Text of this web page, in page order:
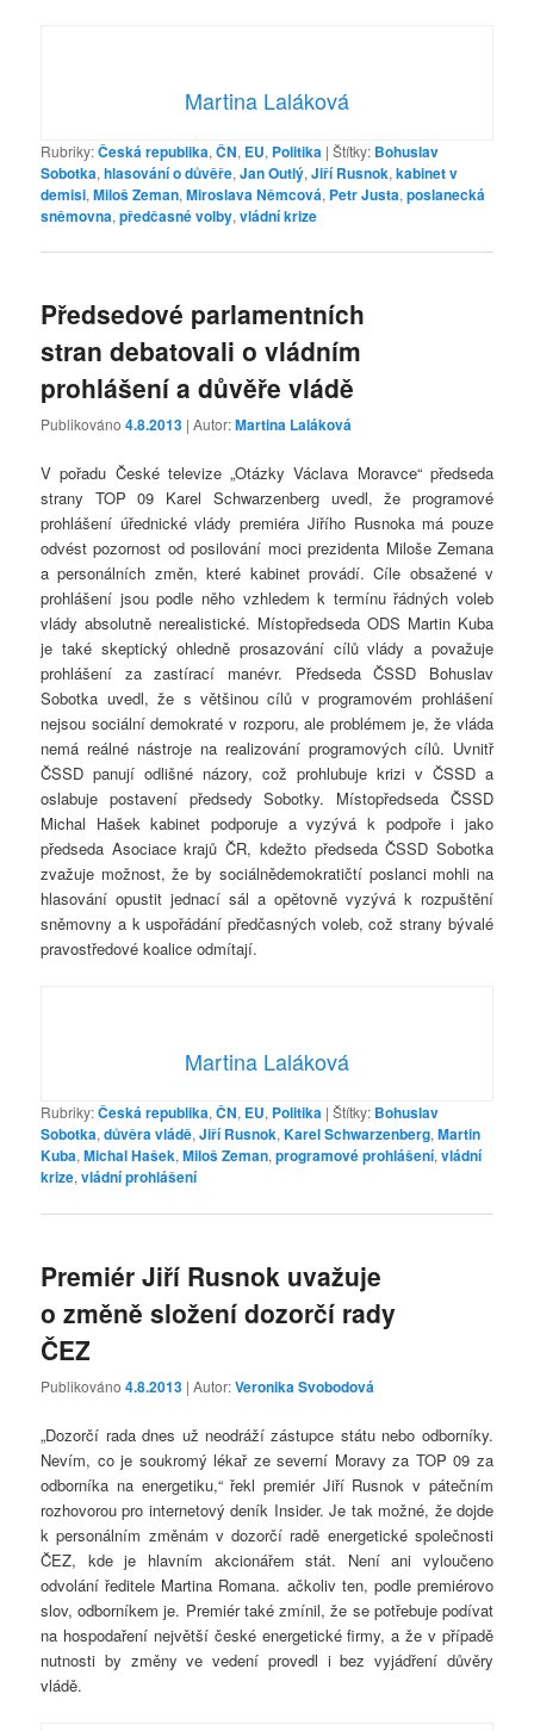
Martina Laláková
Rubriky:Česká republika,ČN, EU, Politika |Štítky: Bohuslav
Sobotka,hlasování o důvěře,Jan Outlý,Jiří Rusnok,kabinet v
demisi,Miloš Zeman,Miroslava Němcová, Petr Justa,poslanecká
sněmovna,předčasné volby,vládní krize
Předsedové parlamentních
stran debatovali o vládním
prohlášení a důvěře vládě
Publikováno4.8.2013 | Autor:Martina Laláková
V pořadu České televize „Otázky Václava Moravce“ předseda
strany TOP 09 Karel Schwarzenberg uvedl, že programové
prohlášení úřednické vlády premiéra Jiřího Rusnoka má pouze
odvést pozornost od posilování moci prezidenta Miloše Zemana
a personálních změn, které kabinet provádí. Cíle obsažené v
prohlášení jsou podle něho vzhledem k termínu řádných voleb
vlády absolutně nerealistické. Místopředseda ODS Martin Kuba
je také skeptický ohledně prosazování cílů vlády a považuje
prohlášení za zastírací manévr. Předseda ČSSD Bohuslav
Sobotka uvedl, že s většinou cílů v programovém prohlášení
nejsou sociální demokraté v rozporu, ale problémem je, že vláda
nemá reálné nástroje na realizování programových cílů. Uvnitř
ČSSD panují odlišné názory, což prohlubuje krizi v ČSSD a
oslabuje postavení předsedy Sobotky. Místopředseda ČSSD
Michal Hašek kabinet podporuje a vyzývá k podpoře i jako
předseda Asociace krajů ČR, kdežto předseda ČSSD Sobotka
zvažuje možnost, že by sociálnědemokratičtí poslanci mohli na
hlasování opustit jednací sál a opětovně vyzývá k rozpuštění
sněmovny a k uspořádání předčasných voleb, což strany bývalé
pravostředové koalice odmítají.
Martina Laláková
Rubriky:Česká republika,ČN, EU, Politika |Štítky: Bohuslav
Sobotka,důvěra vládě,Jiří Rusnok,Karel Schwarzenberg,Martin
Kuba,Michal Hašek,Miloš Zeman,programové prohlášení,vládní
krize,vládní prohlášení
Premiér Jiří Rusnok uvažuje
o změně složení dozorčí rady
ČEZ
Publikováno4.8.2013 | Autor:Veronika Svobodová
„Dozorčí rada dnes už neodráží zástupce státu nebo odborníky.
Nevím, co je soukromý lékař ze severní Moravy za TOP 09 za
odborníka na energetiku,“ řekl premiér Jiří Rusnok v pátečním
rozhovorou pro internetový deník Insider. Je tak možné, že dojde
k personálním změnám v dozorčí radě energetické společnosti
ČEZ, kde je hlavním akcionářem stát. Není ani vyloučeno
odvolání ředitele Martina Romana. ačkoliv ten, podle premiérovo
slov, odborníkem je. Premiér také zmínil, že se potřebuje podívat
na hospodaření největší české energetické firmy, a že v případě
nutnosti by změny ve vedení provedl i bez vyjádření důvěry
vládě.